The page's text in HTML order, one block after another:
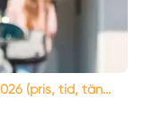
(pris, tid, tän...